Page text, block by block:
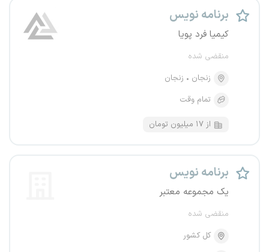
برنامه نویس
کیمیا فرد پویا
منقضی شده
زنجان
زنجان
تمام وقت
از ۱۷ میلیون تومان
برنامه نویس
یک مجموعه معتبر
منقضی شده
کل کشور